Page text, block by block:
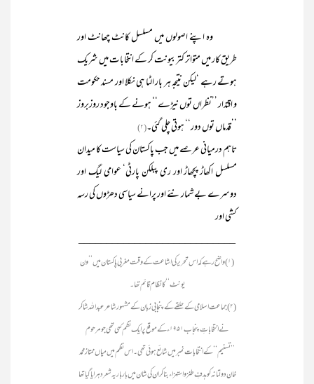
وہ اپنے اصولوں میں مسلسل کانٹ چھانٹ اور
طریق کار میں متواتر کتربیونت کر کے انتخابات میں شریک
ہوتے رہے ‘لیکن نتیجہ ہر بار الٹا ہی نکلا اور مسند حکومت
و اقتدار ’’نظراں توں نیڑے‘‘ ہونے کے باوجود روزبروز
’’قدماں توں دور‘‘ ہوتی چلی گئی۔(۲)
تاہم درمیانی عرصے میں جب پاکستان کی سیاست کا میدان
مسلسل اکھاڑ پچھاڑ اور ری پبلکن پارٹی‘ عوامی لیگ اور
دوسرے بے شمار نئے اور پرانے سیاسی دھڑوں کی رسہ
کشی اور
____________________________
(۱) واضح رہے کہ اس تحریر کی اشاعت کے وقت مغربی پاکستان میں ’’ون
یونٹ‘‘ کا نظام قائم تھا۔
(۲) جماعت اسلامی کے حلقے کے پنجابی زبان کے مشہور شاعر عبداللہ شاکر
نے انتخاباتِ پنجاب ۱۹۵۱ء کے موقع پر ایک نظم کہی تھی جو مرحوم
’’تسنیم‘‘ کے انتخابات نمبر میں شائع ہوئی تھی۔ اس نظم میں میاں ممتاز محمد
خان دولتانہ کو ہدفِ طنز و استہزاء بنا کر ان کی شان میں بار بار یہ شعر دہرایا گیا تھا